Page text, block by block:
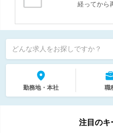
経ってから
どんな求人をお探しですか？
勤務地・本社 職
注目のキ